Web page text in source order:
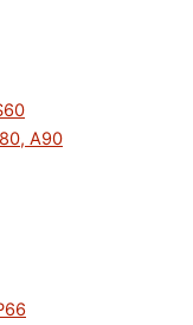
A90